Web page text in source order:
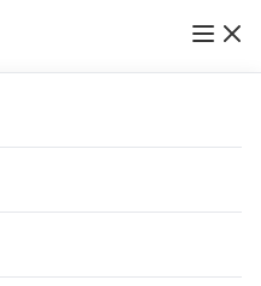
ル コンテスト」表彰